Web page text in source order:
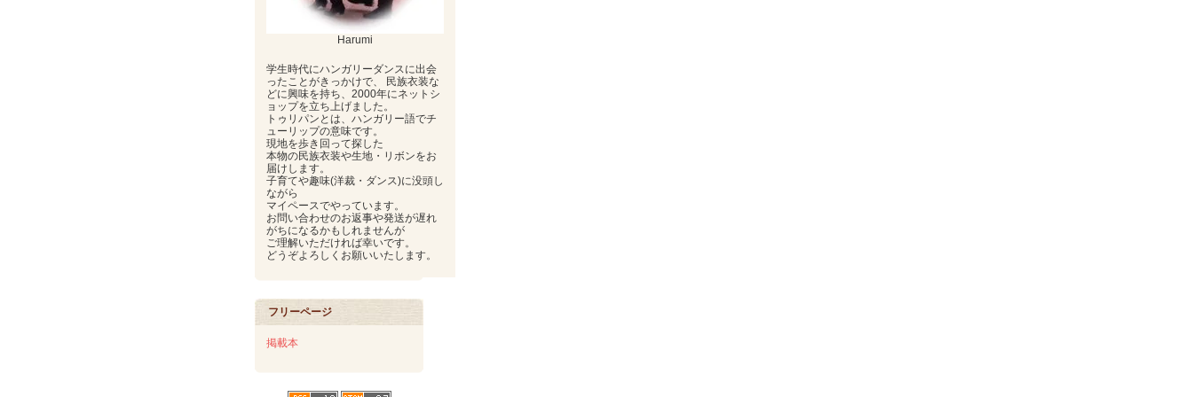
Harumi
学生時代にハンガリーダンスに出会
ったことがきっかけで、 民族衣装な
どに興味を持ち、2000年にネットシ
ョップを立ち上げました。
トゥリパンとは、ハンガリー語でチ
ューリップの意味です。
現地を歩き回って探した
本物の民族衣装や生地・リボンをお
届けします。
子育てや趣味(洋裁・ダンス)に没頭し
ながら
マイペースでやっています。
お問い合わせのお返事や発送が遅れ
がちになるかもしれませんが
ご理解いただければ幸いです。
どうぞよろしくお願いいたします。
フリーページ
掲載本